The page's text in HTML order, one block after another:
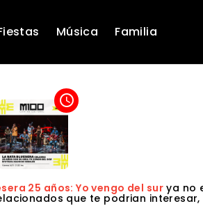
Música Familia
access_time
25 años: Yo vengo del surya no
que te podrian interesar,